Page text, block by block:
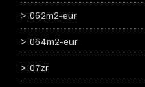
062m2-eur
064m2-eur
07zr